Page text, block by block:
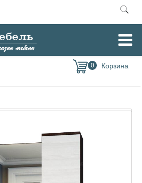
Ника Полка с зеркалом ПЗ800 (Эра)
0